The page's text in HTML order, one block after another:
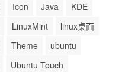
Icon Java
KDE
LinuxMint
linux桌面
Theme
ubuntu
Ubuntu Touch